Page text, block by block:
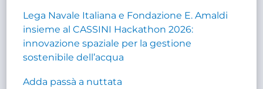
Lega Navale Italiana e Fondazione E. Amaldi
insieme al CASSINI Hackathon 2026:
innovazione spaziale per la gestione
sostenibile dell’acqua
Adda passà a nuttata